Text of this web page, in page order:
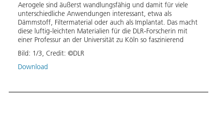
Aerogele sind äußerst wandlungsfähig und damit für viele
unterschiedliche Anwendungen interessant, etwa als
Dämmstoff, Filtermaterial oder auch als Implantat. Das macht
diese luftig-leichten Materialien für die DLR-Forscherin mit
einer Professur an der Universität zu Köln so faszinierend
Bild: 1/3, Credit: ©DLR
Download